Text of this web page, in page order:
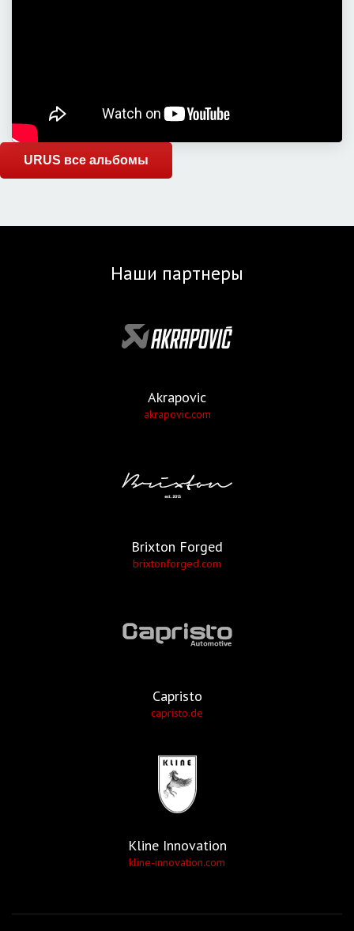
URUS все альбомы
Наши партнеры
Akrapovic
akrapovic.com
Brixton Forged
brixtonforged.com
Capristo
capristo.de
Kline Innovation
kline-innovation.com